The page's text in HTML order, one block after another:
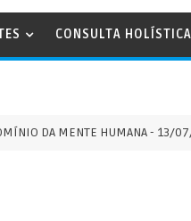
CONSULTA HOLÍSTICA
MENTE HUMANA - 13/07/2026